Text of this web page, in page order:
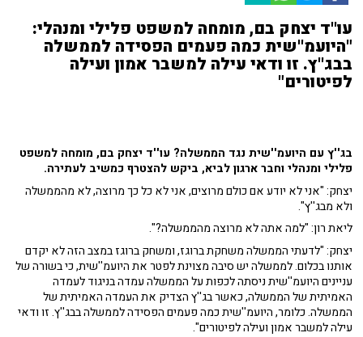
עו''ד יצחק בם, מומחה למשפט פלילי ומנהלי:
"היועמ''שית כמה פעמים הפסידה לממשלה
בבג''ץ. זו ודאי עילה למשבר אמון ועילה
לפיטורים"
בג''ץ עם היועמ''שית נגד הממשלה? עו''ד יצחק בם, מומחה למשפט
פלילי ומנהלי וחבר ארגון לביא, ביקש להצטרף כמשיב לעתירה.
יצחק: "אני לא יודע אם כולם מרוצים, אני לא כל כך מרוצה, לא מהממשלה
ולא מבג''ץ".
ליאת רון: "למה אתה לא מרוצה מהממשלה?".
יצחק: "לדעתי הממשלה משחקת ברוגז, ומשחק ברוגז במצב הזה לא יקדם
אותנו בכלום. לממשלה יש סיבה מצוינת לפטר את היועמ''שית, כי בשורה של
עניינים היועמ''שית ניסתה לכפות על הממשלה עמדה בניגוד לעמדה
האמיתית של הממשלה, כאשר בג''ץ הצדיק את העמדה האמיתית של
הממשלה. כלומר, היועמ''שית כמה פעמים הפסידה לממשלה בבג''ץ. זו ודאי
עילה למשבר אמון ועילה לפיטורים".